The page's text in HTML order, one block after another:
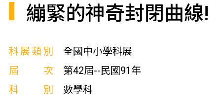
繃緊的神奇封閉曲線!
科展類別
全國中小學科展
屆次
第42屆--民國91年
科別
數學科